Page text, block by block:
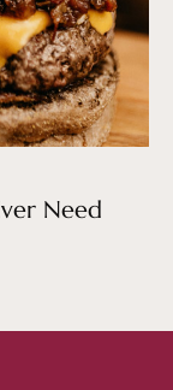
Need